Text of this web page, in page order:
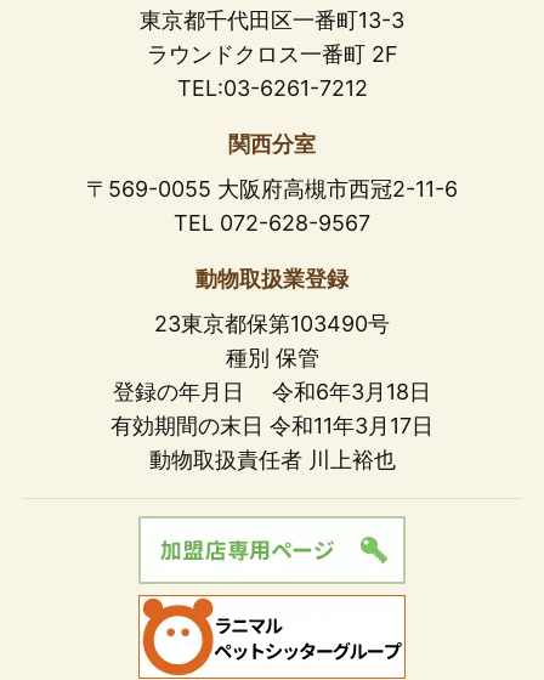
東京都千代田区一番町13-3
ラウンドクロス一番町 2F
TEL:03-6261-7212
関西分室
〒569-0055 大阪府高槻市西冠2-11-6
TEL 072-628-9567
動物取扱業登録
23東京都保第103490号
種別 保管
登録の年月日 令和6年3月18日
有効期間の末日 令和11年3月17日
動物取扱責任者 川上裕也